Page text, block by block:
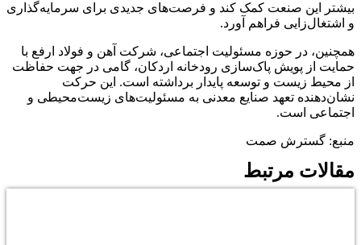
بیشتر این صنعت کمک کند و فرصت‌های جدیدی برای سرمایه‌گذاری
و اشتغال‌زایی فراهم آورد.
همچنین، در حوزه مسئولیت اجتماعی، شرکت آهن و فولاد ارفع با
حمایت از پویش پاک‌سازی رودخانه اردکان، گامی در جهت حفاظت
از محیط زیست و توسعه پایدار برداشته است. این حرکت
نشان‌دهنده تعهد صنایع معدنی به مسئولیت‌های زیست‌محیطی و
اجتماعی است.
منبع: گسترش صمت
مقالات مرتبط